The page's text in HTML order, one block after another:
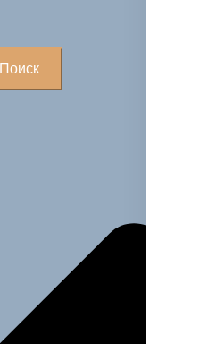
Поиск